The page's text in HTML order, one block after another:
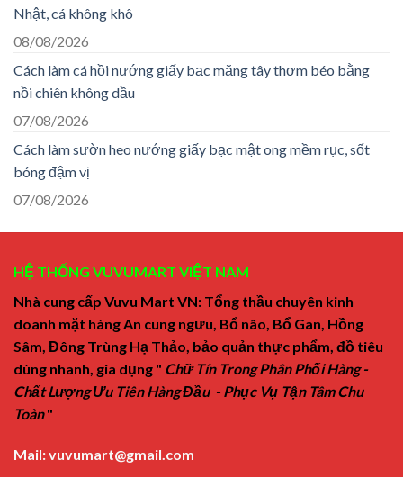
Nhật, cá không khô
08/08/2026
Cách làm cá hồi nướng giấy bạc măng tây thơm béo bằng
nồi chiên không dầu
07/08/2026
Cách làm sườn heo nướng giấy bạc mật ong mềm rục, sốt
bóng đậm vị
07/08/2026
HỆ THỐNG VUVUMART VIỆT NAM
Nhà cung cấp Vuvu Mart VN: Tổng thầu chuyên kinh
doanh mặt hàng An cung ngưu, Bổ não, Bổ Gan, Hồng
Sâm, Đông Trùng Hạ Thảo, bảo quản thực phẩm, đồ tiêu
dùng nhanh, gia dụng " Chữ Tín Trong Phân Phối Hàng -
Chất Lượng Ưu Tiên Hàng Đầu - Phục Vụ Tận Tâm Chu
Toàn"
Mail:vuvumart@gmail.com